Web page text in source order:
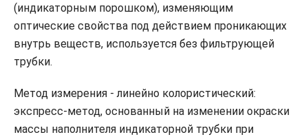
(индикаторным порошком), изменяющим
оптические свойства под действием проникающих
внутрь веществ, используется без фильтрующей
трубки.
Метод измерения - линейно колористический:
экспресс-метод, основанный на изменении окраски
массы наполнителя индикаторной трубки при